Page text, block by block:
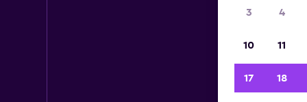
3 4
10 11
17 18